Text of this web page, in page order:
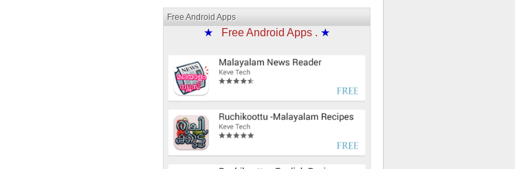
Free Android Apps
★ Free Android Apps . ★